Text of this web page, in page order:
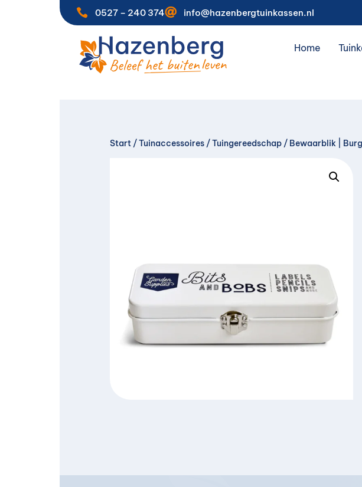
 0527 – 240 374 info@hazenbergtuinkassen.nl
Home
Start /Tuinaccessoires /Tuingereedschap / Bewaarblik |